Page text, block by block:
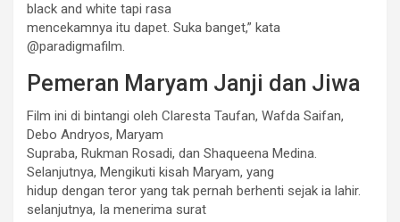
black and white tapi rasa
mencekamnya itu dapet. Suka banget,” kata
@paradigmafilm.
Pemeran Maryam Janji dan Jiwa
Film ini di bintangi oleh Claresta Taufan, Wafda Saifan,
Debo Andryos, Maryam
Supraba, Rukman Rosadi, dan Shaqueena Medina.
Selanjutnya, Mengikuti kisah Maryam, yang
hidup dengan teror yang tak pernah berhenti sejak ia lahir.
selanjutnya, Ia menerima surat